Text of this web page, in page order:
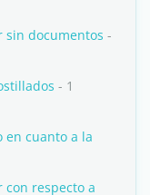
sin documentos -
- 1
en cuanto a la
con respecto a